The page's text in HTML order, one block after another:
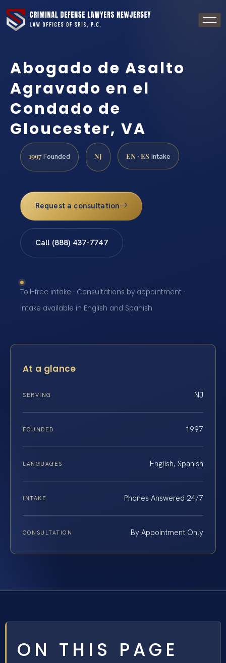
Abogado de Asalto
Agravado en el
Condado de
Gloucester, VA
1997 Founded NJ EN · ES Intake
Request a consultation
Call (888) 437-7747
Toll-free intake · Consultations by appointment ·
Intake available in English and Spanish
At a glance
SERVING NJ
FOUNDED 1997
LANGUAGES English, Spanish
INTAKE Phones Answered 24/7
CONSULTATION By Appointment Only
ON THIS PAGE